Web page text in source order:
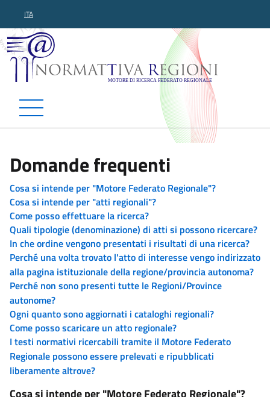
ITA
Normattiva Regioni -
Domande frequenti
Cosa si intende per "Motore Federato Regionale"?
Cosa si intende per "atti regionali"?
Come posso effettuare la ricerca?
Quali tipologie (denominazione) di atti si possono ricercare?
In che ordine vengono presentati i risultati di una ricerca?
Perché una volta trovato l'atto di interesse vengo indirizzato
alla pagina istituzionale della regione/provincia autonoma?
Perché non sono presenti tutte le Regioni/Province
autonome?
Ogni quanto sono aggiornati i cataloghi regionali?
Come posso scaricare un atto regionale?
I testi normativi ricercabili tramite il Motore Federato
Regionale possono essere prelevati e ripubblicati
liberamente altrove?
Cosa si intende per "Motore Federato Regionale"?